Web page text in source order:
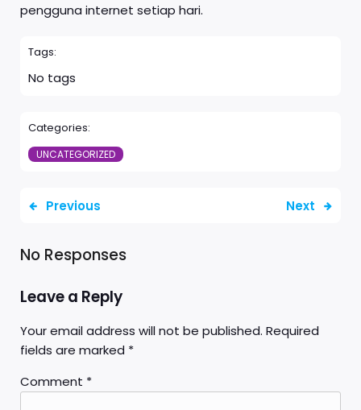
pengguna internet setiap hari.
Tags:
No tags
Categories:
UNCATEGORIZED
Previous Next
No Responses
Leave a Reply
Your email address will not be published. Required
fields are marked *
Comment *